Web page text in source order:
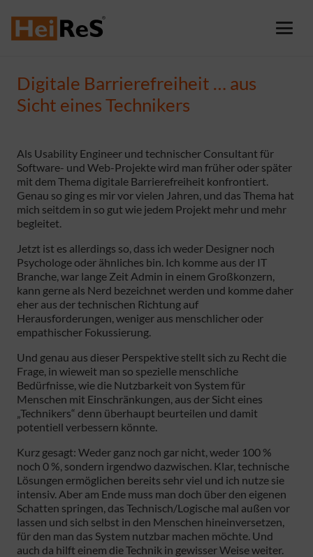
Digitale Barrierefreiheit … aus
Sicht eines Technikers
Als Usability Engineer und technischer Consultant für
Software- und Web-Projekte wird man früher oder später
mit dem Thema digitale Barrierefreiheit konfrontiert.
Genau so ging es mir vor vielen Jahren, und das Thema hat
mich seitdem in so gut wie jedem Projekt mehr und mehr
begleitet.
Jetzt ist es allerdings so, dass ich weder Designer noch
Psychologe oder ähnliches bin. Ich komme aus der IT
Branche, war lange Zeit Admin in einem Großkonzern,
kann gerne als Nerd bezeichnet werden und komme daher
eher aus der technischen Richtung auf
Herausforderungen, weniger aus menschlicher oder
empathischer Fokussierung.
Und genau aus dieser Perspektive stellt sich zu Recht die
Frage, in wieweit man so spezielle menschliche
Bedürfnisse, wie die Nutzbarkeit von System für
Menschen mit Einschränkungen, aus der Sicht eines
„Technikers“ denn überhaupt beurteilen und damit
potentiell verbessern könnte.
Kurz gesagt: Weder ganz noch gar nicht, weder 100 %
noch 0 %, sondern irgendwo dazwischen. Klar, technische
Lösungen ermöglichen bereits sehr viel und ich nutze sie
intensiv. Aber am Ende muss man doch über den eigenen
Schatten springen, das Technisch/Logische mal außen vor
lassen und sich selbst in den Menschen hineinversetzen,
für den man das System nutzbar machen möchte. Und
auch da hilft einem die Technik in gewisser Weise weiter.